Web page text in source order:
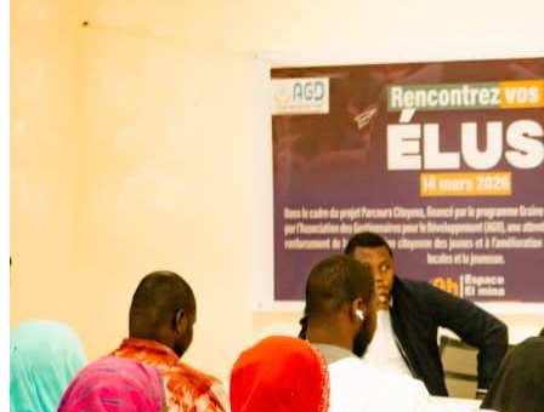
Développent
Ateliers communautaires
Lire la suite